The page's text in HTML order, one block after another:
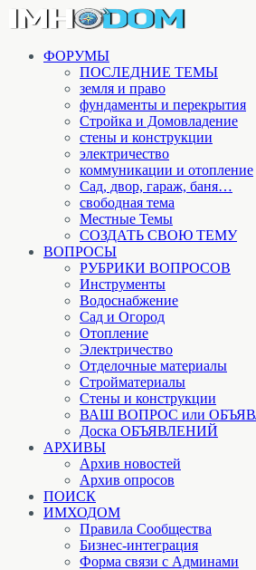
ФОРУМЫ
ПОСЛЕДНИЕ ТЕМЫ
земля и право
фундаменты и перекрытия
Стройка и Домовладение
стены и конструкции
электричество
коммуникации и отопление
Cад, двор, гараж, баня…
свободная тема
Местные Темы
СОЗДАТЬ СВОЮ ТЕМУ
ВОПРОСЫ
РУБРИКИ ВОПРОСОВ
Инструменты
Водоснабжение
Сад и Огород
Отопление
Электричество
Отделочные материалы
Стройматериалы
Стены и конструкции
ВАШ ВОПРОС или
Доска ОБЪЯВЛЕНИЙ
АРХИВЫ
Архив новостей
Архив опросов
ПОИСК
ИМХОДОМ
Правила Сообщества
Бизнес-интеграция
Форма связи с Админами